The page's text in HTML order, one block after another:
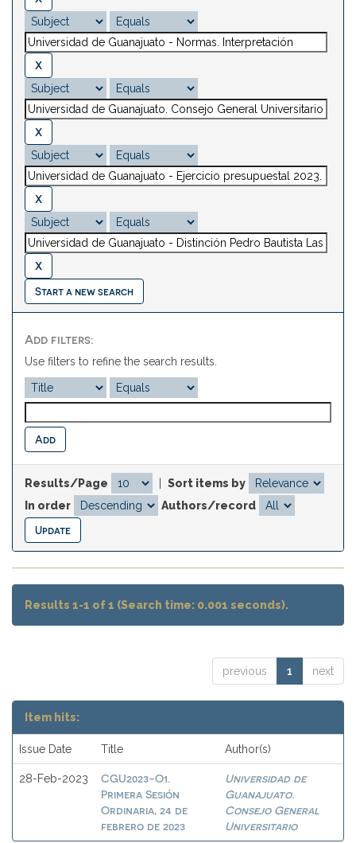
Start a new search
Add filters:
Use filters to refine the search results.
Results/Page
Sort items by
In order
Authors/record
Results 1-1 of 1 (Search time: 0.001 seconds).
previous 1 next
Item hits:
Issue Date Title Author(s)
28-Feb-2023
CGU2023-O1.
Primera Sesión
Ordinaria, 24 de
febrero de 2023
Universidad de
Guanajuato.
Consejo General
Universitario